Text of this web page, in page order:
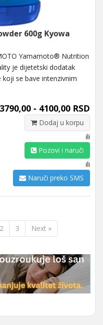
600g Kyowa
Yamamoto® Nutrition
je dijetetski dodatak
se bave intenzivnim
3790,00 - 4100,00 RSD
Dodaj u korpu
ili
Pozovi i naruči
ili
Naruči preko SMS
2 3 Next »